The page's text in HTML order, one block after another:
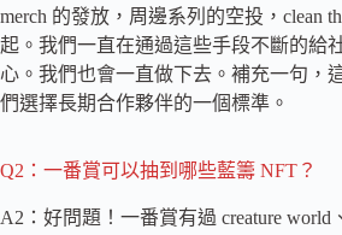
merch 的發放，周邊系列的空投，clean
起。我們一直在通過這些手段不斷的給
心。我們也會一直做下去。補充一句，
們選擇長期合作夥伴的一個標準。
Q2：一番賞可以抽到哪些藍籌 NFT？
A2：好問題！一番賞有過 creature world